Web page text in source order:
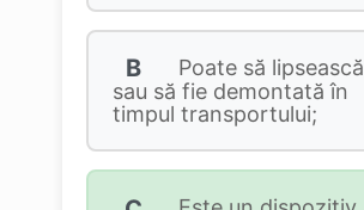
B
Poate să lipsească
sau să fie demontată în
timpul transportului;